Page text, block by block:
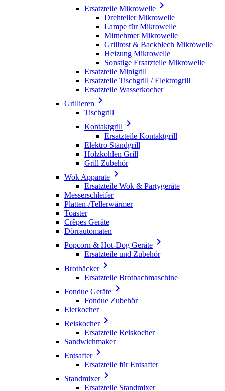
Ersatzteile Mikrowelle 
Drehteller Mikrowelle
Lampe für Mikrowelle
Mitnehmer Mikrowelle
Grillrost & Backblech Mikrowelle
Heizung Mikrowelle
Sonstige Ersatzteile Mikrowelle
Ersatzteile Minigrill
Ersatzteile Tischgrill / Elektrogrill
Ersatzteile Wasserkocher
Grillieren 
Tischgrill
Kontaktgrill 
Ersatzteile Kontaktgrill
Elektro Standgrill
Holzkohlen Grill
Grill Zubehör
Wok Apparate 
Ersatzteile Wok & Partygeräte
Messerschleifer
Platten-/Tellerwärmer
Toaster
Crêpes Geräte
Dörrautomaten
Popcorn & Hot-Dog Geräte 
Ersatzteile und Zubehör
Brotbäcker
Ersatzteile Brotbachmaschine
Fondue Geräte 
Fondue Zubehör
Eierkocher
Reiskocher
Ersatzteile Reiskocher
Sandwichmaker
Entsafter
Ersatzteile für Entsafter
Standmixer
Ersatzteile Standmixer